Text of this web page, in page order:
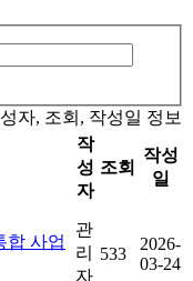
자, 조회, 작성일 정보
작
성
자
조회
작성
일
합 사업
관
리
자
533
2026-
03-24